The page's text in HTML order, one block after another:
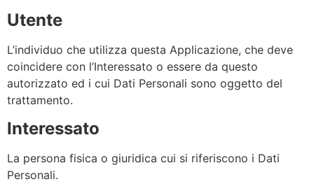
Utente
L’individuo che utilizza questa Applicazione, che deve
coincidere con l’Interessato o essere da questo
autorizzato ed i cui Dati Personali sono oggetto del
trattamento.
Interessato
La persona fisica o giuridica cui si riferiscono i Dati
Personali.